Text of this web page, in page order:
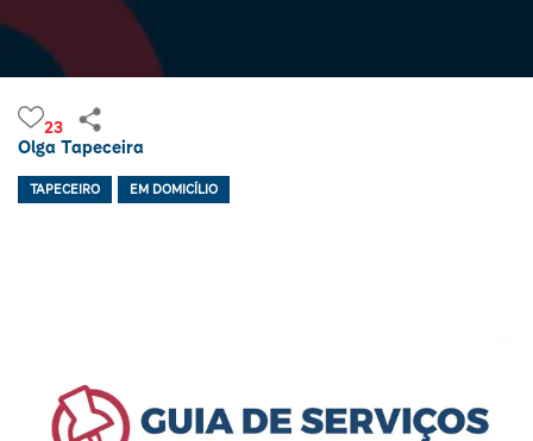
23
Olga Tapeceira
TAPECEIRO EM DOMICÍLIO